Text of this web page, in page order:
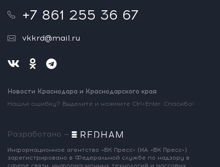
+7 861 255 36 67
vkkrd@mail.ru
Новости Краснодара и Краснодарского края
Нашли ошибку? Выделите и нажмите Ctrl+Enter. Спасибо!
Разработано —
Информационное агентство «ВК Пресс» (ИА «ВК Пресс»)
зарегистрировано в Федеральной службе по надзору в
сфере связи, информационных технологий и массовых